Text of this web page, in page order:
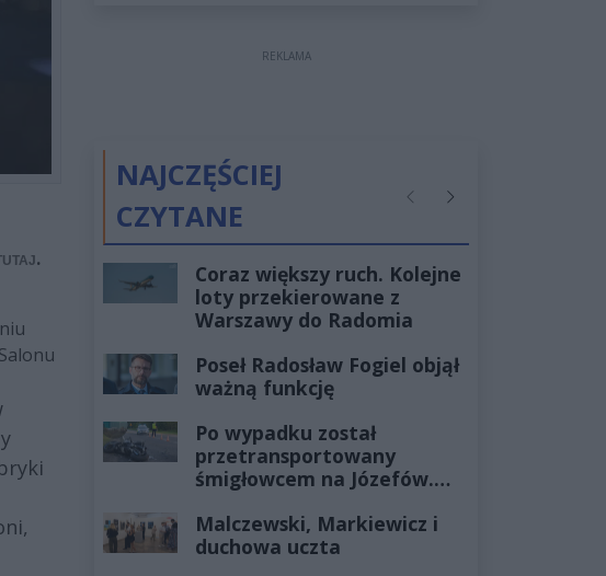
.
REKLAMA
NAJCZĘŚCIEJ
CZYTANE
PoprzednieNastępne
Coraz większy ruch. Kolejne
loty przekierowane z
Warszawy do Radomia
Poseł Radosław Fogiel objął
ważną funkcję
Po wypadku został
przetransportowany
śmigłowcem na Józefów.
żyłach
Malczewski, Markiewicz i
duchowa uczta